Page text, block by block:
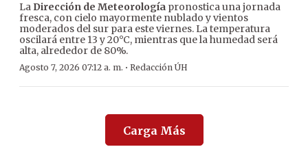
La Dirección de Meteorología pronostica una jornada
fresca, con cielo mayormente nublado y vientos
moderados del sur para este viernes. La temperatura
oscilará entre 13 y 20°C, mientras que la humedad será
alta, alrededor de 80%.
Agosto 7, 2026 07:12 a. m. · Redacción ÚH
Carga Más